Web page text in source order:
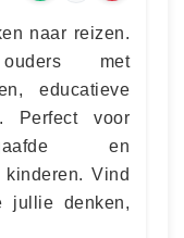
naar reizen.
met
educatieve
Perfect voor
en
Vind
jullie denken,